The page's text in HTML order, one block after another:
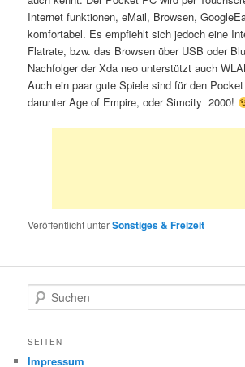
Internet funktionen, eMail, Browsen,
komfortabel. Es empfiehlt sich jedoch eine
Flatrate, bzw. das Browsen über USB oder
Nachfolger der Xda neo unterstützt auch
Auch ein paar gute Spiele sind für den
darunter Age of Empire, oder Simcity 2000!
Veröffentlicht unterSonstiges & Freizeit
u
h
SEITEN
Impressum